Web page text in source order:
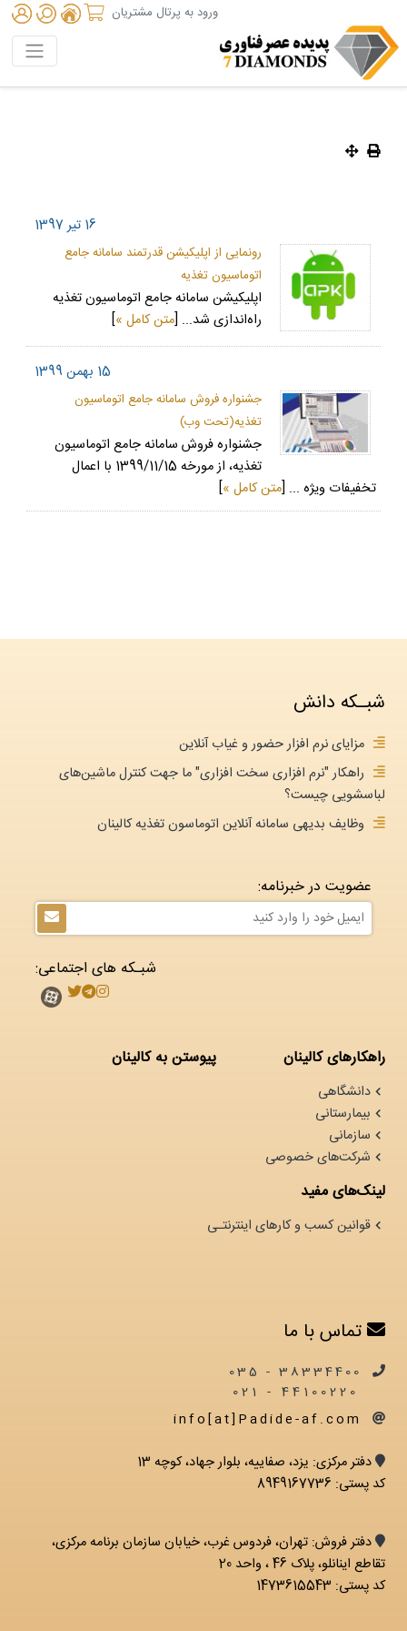
ورود به پرتال مشتریان
16 تیر 1397
رونمایی از اپلیکیشن قدرتمند سامانه جامع
اتوماسیون تغذیه
اپلیکیشن سامانه جامع اتوماسیون تغذیه
راه‌اندازی شد... [متن کامل »]
15 بهمن 1399
جشنواره فروش سامانه جامع اتوماسیون
تغذیه(تحت وب)
جشنواره فروش سامانه جامع اتوماسیون
تغذیه، از مورخه 1399/11/15 با اعمال
تخفیفات ویژه ... [متن کامل »]
شبـکه دانش
مزایای نرم افزار حضور و غیاب آنلاین
راهکار "نرم افزاری سخت افزاری" ما جهت کنترل ماشین‌های
لباسشویی چیست؟
وظایف بدیهی سامانه آنلاین اتوماسون تغذیه کالینان
عضویت در خبرنامه:
شبـکه های اجتماعی:
راهکارهای کالینان
دانشگاهی
بیمارستانی
سازمانی
شرکت‌های خصوصی
پیوستن به کالینان
لینک‌های مفید
قوانین کسب و کارهای اینترنتـی
تماس با ما
38334400 - 035
info[at]Padide-af.com
دفتر مرکزی: يزد، صفاییه، بلوار جهاد، کوچه 13
کد پستی: 8949167736
دفتر فروش: تهران، فردوس غرب، خیابان سازمان برنامه مرکزی،
تقاطع اینانلو، پلاک 46 ، واحد 20
کد پستی: 1473615543